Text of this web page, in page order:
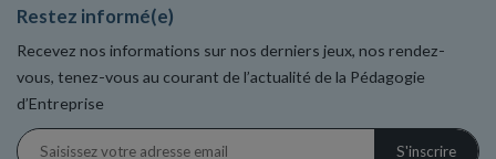
Restez informé(e)
Recevez nos informations sur nos derniers jeux, nos rendez-
vous, tenez-vous au courant de l’actualité de la Pédagogie
d’Entreprise